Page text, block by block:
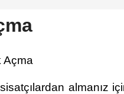
Açma
almanız